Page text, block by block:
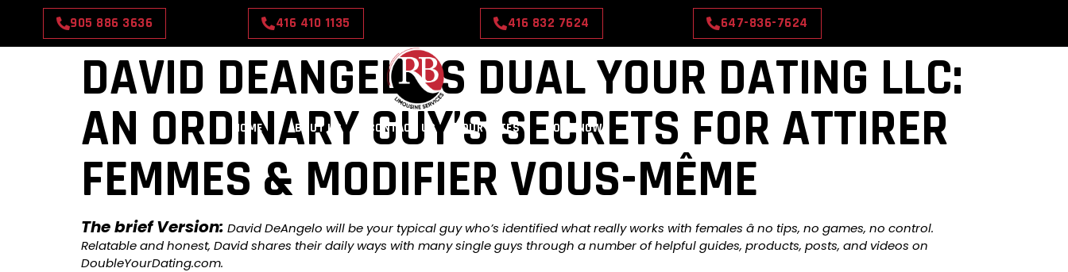
905 886 3636 416 410 1135 416 832 7624 647-836-7624
HOME ABOUT US CONTACT US OUR RATES BOOK NOW
DAVID DEANGELO’S DUAL YOUR DATING LLC:
AN ORDINARY GUY’S SECRETS FOR ATTIRER
FEMMES & MODIFIER VOUS-MÊME
The brief Version: David DeAngelo will be your typical guy who’s identified what really works with females â no tips, no games, no control.
Relatable and honest, David shares their daily ways with many single guys through a number of helpful guides, products, posts, and videos on
DoubleYourDating.com.